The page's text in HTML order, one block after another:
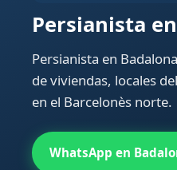
Persianista
Persianista en
de viviendas, locales
en el Barcelonès norte.
WhatsApp en